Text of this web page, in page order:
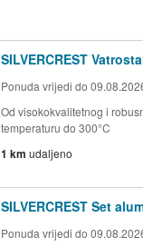
SILVERCREST
Ponuda vrijedi do
Od visokokvalitetnog i
temperaturu do 300°C
1 km udaljeno
SILVERCREST Set
Ponuda vrijedi do